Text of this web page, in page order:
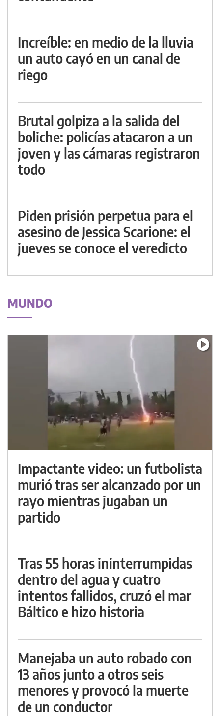
Increíble: en medio de la lluvia
un auto cayó en un canal de
riego
Brutal golpiza a la salida del
boliche: policías atacaron a un
joven y las cámaras registraron
todo
Piden prisión perpetua para el
asesino de Jessica Scarione: el
jueves se conoce el veredicto
MUNDO
Impactante video: un futbolista
murió tras ser alcanzado por un
rayo mientras jugaban un
partido
Tras 55 horas ininterrumpidas
dentro del agua y cuatro
intentos fallidos, cruzó el mar
Báltico e hizo historia
Manejaba un auto robado con
13 años junto a otros seis
menores y provocó la muerte
de un conductor